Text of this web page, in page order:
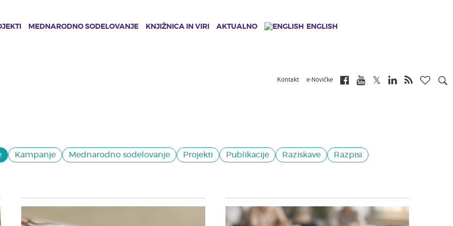
MEDNARODNO SODELOVANJE KNJIŽNICA IN VIRI AKTUALNO ENGLISH
Kontakt e-Novičke
Kampanje Mednarodno sodelovanje Projekti Publikacije Raziskave
Razpisi